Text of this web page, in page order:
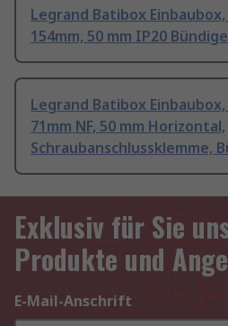
Legrand Batibox
154mm, 50 mm IP20
Legrand Batibox
71mm NF, 50 mm Horizontal,
Schraubanschlussklemme,
Exklusiv für Sie
Produkte und
E-Mail-Anschrift